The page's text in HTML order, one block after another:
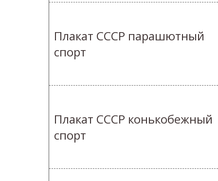
Плакат СССР парашютный
спорт
Плакат СССР конькобежный
спорт